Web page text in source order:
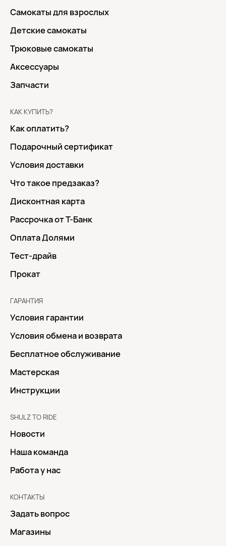
Самокаты для взрослых
Детские самокаты
Трюковые самокаты
Аксессуары
Запчасти
КАК КУПИТЬ?
Как оплатить?
Подарочный сертификат
Условия доставки
Что такое предзаказ?
Дисконтная карта
Рассрочка от Т-Банк
Оплата Долями
Тест-драйв
Прокат
ГАРАНТИЯ
Условия гарантии
Условия обмена и возврата
Бесплатное обслуживание
Мастерская
Инструкции
SHULZ TO RIDE
Новости
Наша команда
Работа у нас
КОНТАКТЫ
Задать вопрос
Магазины